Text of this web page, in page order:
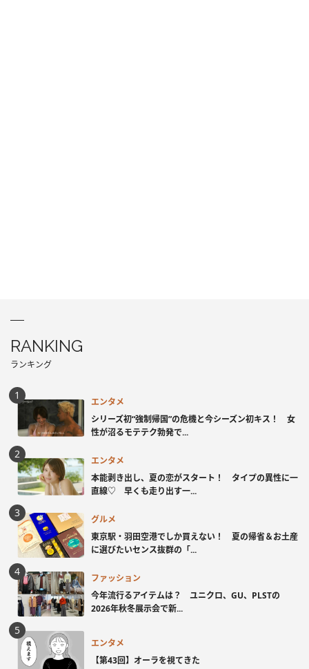
RANKING
ランキング
エンタメ
シリーズ初“強制帰国”の危機と今シーズン初キス！ 女
性が沼るモテテク勃発で...
エンタメ
本能剥き出し、夏の恋がスタート！ タイプの異性に一
直線♡ 早くも走り出す一...
グルメ
東京駅・羽田空港でしか買えない！ 夏の帰省＆お土産
に選びたいセンス抜群の「...
ファッション
今年流行るアイテムは？ ユニクロ、GU、PLSTの
2026年秋冬展示会で新...
エンタメ
【第43回】オーラを視てきた